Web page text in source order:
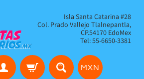
Isla Santa Catarina #28
Col. Prado Vallejo Tlalnepantla,
CP.54170 EdoMex
Tel: 55-6650-3381
MXN